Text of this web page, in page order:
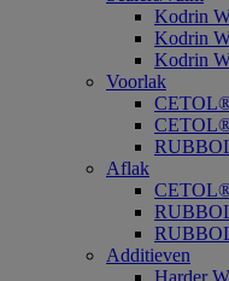
Kodrin
Kodrin
Kodrin
Voorlak
Aflak
Additieven
Harder